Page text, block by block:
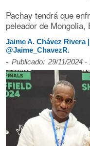
Pachay tendrá que
peleador de
Jaime A. Chávez Rivera
@Jaime_ChavezR.
- Publicado: 29/11/2024 -